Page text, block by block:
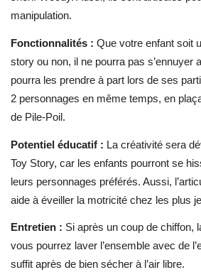
manipulation.
Fonctionnalités : Que votre enfant soit
story ou non, il ne pourra pas s’ennuyer
pourra les prendre à part lors de ses
2 personnages en même temps, en
de Pile-Poil.
Potentiel éducatif : La créativité sera
Toy Story, car les enfants pourront se
leurs personnages préférés. Aussi,
aide à éveiller la motricité chez les plus
Entretien : Si après un coup de chiffon,
vous pourrez laver l’ensemble avec de
suffit après de bien sécher à l’air libre.